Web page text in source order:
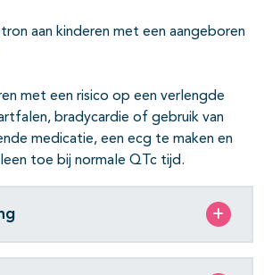
aan kinderen met een aangeboren
met een risico op een verlengde
bradycardie of gebruik van
medicatie, een ecg te maken en
toe bij normale QTc tijd.